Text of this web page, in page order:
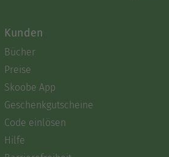
Kunden
Bücher
Preise
Skoobe App
Geschenkgutscheine
Code einlösen
Hilfe